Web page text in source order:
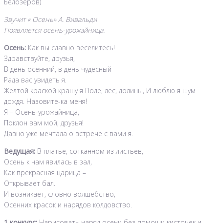
Белозеров)
Звучит « Осень» А. Вивальди
Появляется осень-урожайница.
Осень: Как вы славно веселитесь!
Здравствуйте, друзья,
В день осенний, в день чудесный
Рада вас увидеть я.
Желтой краской крашу я Поле, лес, долины, И люблю я шум
дождя. Назовите-ка меня!
Я – Осень-урожайница,
Поклон вам мой, друзья!
Давно уже мечтала о встрече с вами я.
Ведущая: В платье, сотканном из листьев,
Осень к нам явилась в зал,
Как прекрасная царица –
Открывает бал.
И возникает, словно волшебство,
Осенних красок и нарядов колдовство.